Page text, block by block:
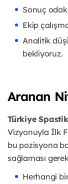
Sonuç
Ekip
Analitik
bekliyoruz.
Aranan
Türkiye
Vizyonuyla İlk
bu pozisyona
sağlaması
Herhangi